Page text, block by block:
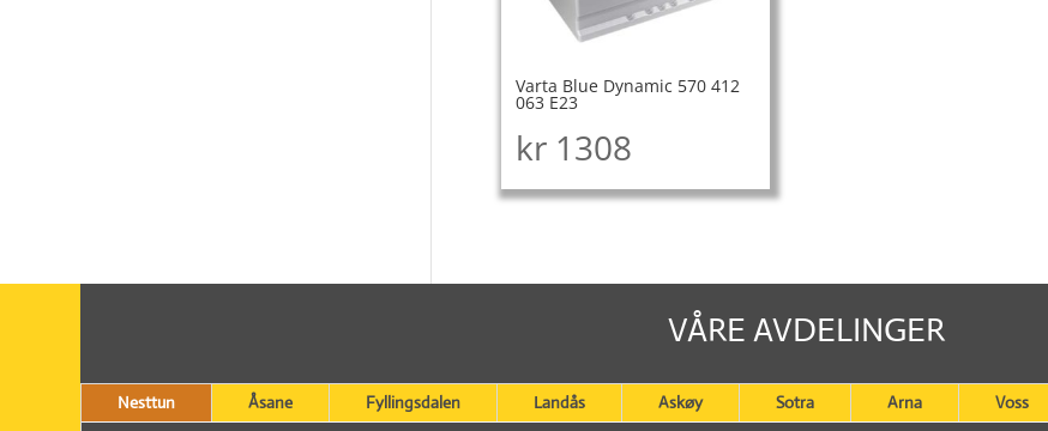
Varta Blue Dynamic 570 412
063 E23
kr1308
VÅRE AVDELINGER
Nesttun Åsane Fyllingsdalen Landås Askøy Sotra Arna Voss